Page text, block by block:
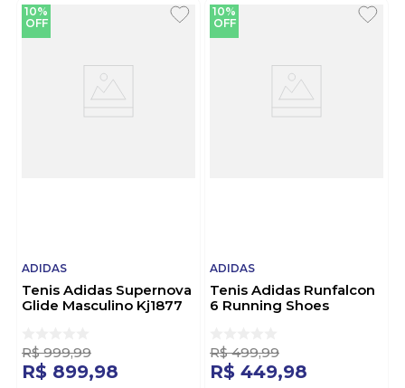
10%
OFF
ADIDAS
Tenis Adidas Supernova
Glide Masculino Kj1877
R$ 999,99
R$ 899,98
10%
OFF
ADIDAS
Tenis Adidas Runfalcon
6 Running Shoes
R$ 499,99
R$ 449,98